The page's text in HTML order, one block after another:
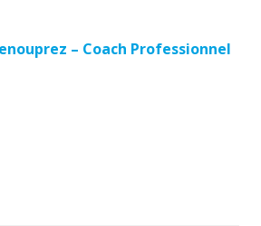
– Coach Professionnel